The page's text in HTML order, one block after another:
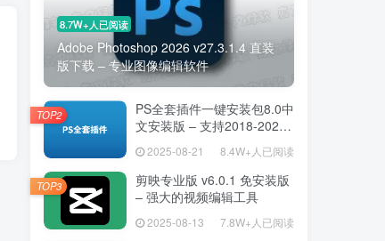
8.7W+人已阅读
Adobe Photoshop 2026 v27.3.1.4 直装
版下载 – 专业图像编辑软件
PS全套插件一键安装包8.0中
文安装版 – 支持2018-2025
– 提升设计效率
2025-08-21 8.4W+人已阅读
TOP2
剪映专业版 v6.0.1 免安装版
– 强大的视频编辑工具
2025-08-13 7.8W+人已阅读
TOP3